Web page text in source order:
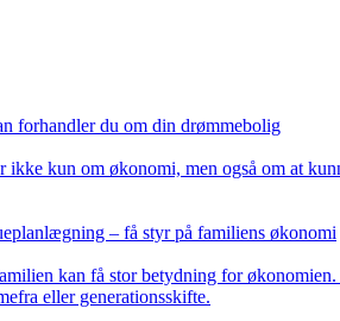
forhandler du om din drømmebolig
ikke kun om økonomi, men også om at
– få styr på familiens økonomi
kan få stor betydning for
eller generationsskifte.